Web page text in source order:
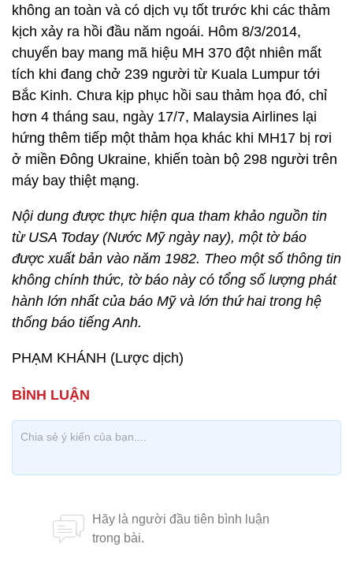
không an toàn và có dịch vụ tốt trước khi các thảm
kịch xảy ra hồi đầu năm ngoái. Hôm 8/3/2014,
chuyến bay mang mã hiệu MH 370 đột nhiên mất
tích khi đang chở 239 người từ Kuala Lumpur tới
Bắc Kinh. Chưa kịp phục hồi sau thảm họa đó, chỉ
hơn 4 tháng sau, ngày 17/7, Malaysia Airlines lại
hứng thêm tiếp một thảm họa khác khi MH17 bị rơi
ở miền Đông Ukraine, khiến toàn bộ 298 người trên
máy bay thiệt mạng.
Nội dung được thực hiện qua tham khảo nguồn tin
từ USA Today (Nước Mỹ ngày nay), một tờ báo
được xuất bản vào năm 1982. Theo một số thông tin
không chính thức, tờ báo này có tổng số lượng phát
hành lớn nhất của báo Mỹ và lớn thứ hai trong hệ
thống báo tiếng Anh.
PHẠM KHÁNH (Lược dịch)